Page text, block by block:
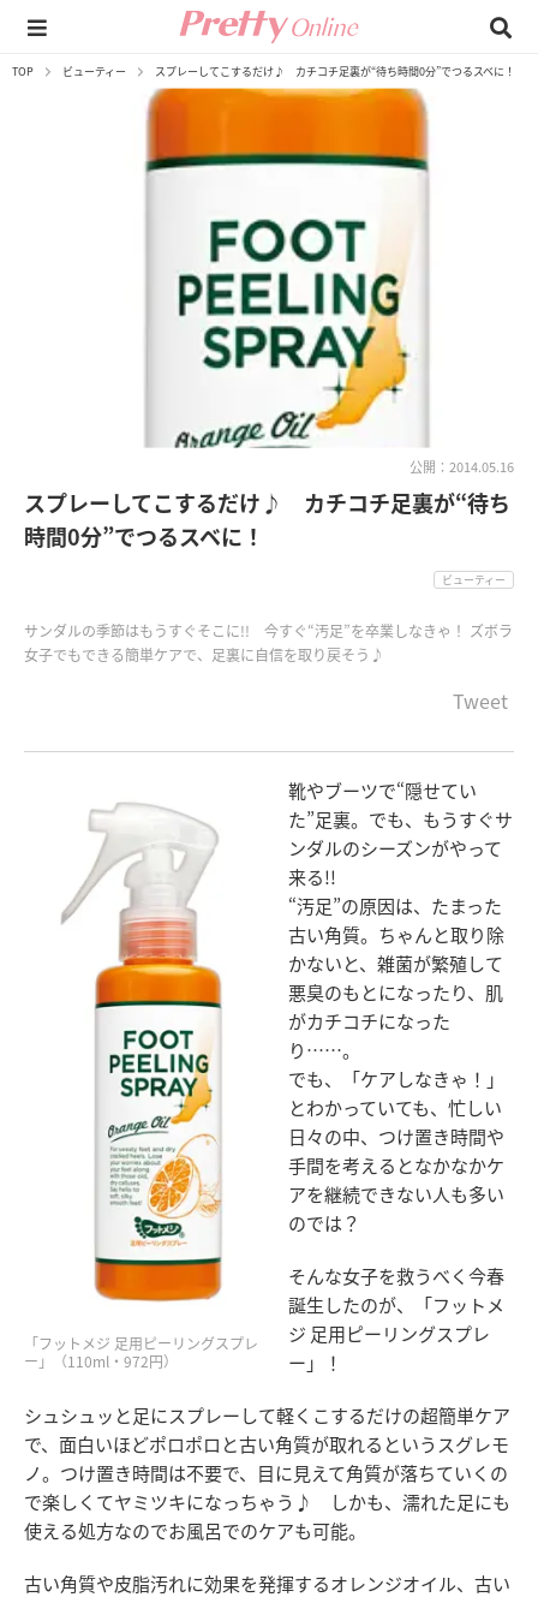
TOP ビューティー スプレーしてこするだけ♪ カチコチ足裏が“待ち時間0分”でつるスベに！
公開：2014.05.16
スプレーしてこするだけ♪ カチコチ足裏が“待ち
時間0分”でつるスベに！
ビューティー
サンダルの季節はもうすぐそこに!! 今すぐ“汚足”を卒業しなきゃ！ ズボラ
女子でもできる簡単ケアで、足裏に自信を取り戻そう♪
Tweet
「フットメジ 足用ピーリングスプレ
ー」（110ml・972円）
靴やブーツで“隠せてい
た”足裏。でも、もうすぐサ
ンダルのシーズンがやって
来る!!
“汚足”の原因は、たまった
古い角質。ちゃんと取り除
かないと、雑菌が繁殖して
悪臭のもとになったり、肌
がカチコチになった
り……。
でも、「ケアしなきゃ！」
とわかっていても、忙しい
日々の中、つけ置き時間や
手間を考えるとなかなかケ
アを継続できない人も多い
のでは？
そんな女子を救うべく今春
誕生したのが、「フットメ
ジ 足用ピーリングスプレ
ー」！
シュシュッと足にスプレーして軽くこするだけの超簡単ケア
で、面白いほどポロポロと古い角質が取れるというスグレモ
ノ。つけ置き時間は不要で、目に見えて角質が落ちていくの
で楽しくてヤミツキになっちゃう♪ しかも、濡れた足にも
使える処方なのでお風呂でのケアも可能。
古い角質や皮脂汚れに効果を発揮するオレンジオイル、古い